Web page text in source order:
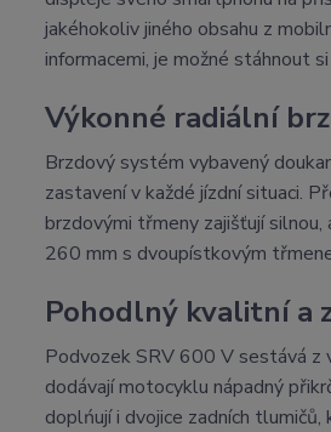
jakéhokoliv jiného obsahu z
informacemi, je možné stáhnout
Výkonné radiální
Brzdový systém vybavený
zastavení v každé jízdní situaci.
brzdovými třmeny zajišťují
260 mm s dvoupístkovým
Pohodlný kvalitní a
Podvozek SRV 600 V sestává z
dodávají motocyklu nápadný
doplńují i dvojice zadních